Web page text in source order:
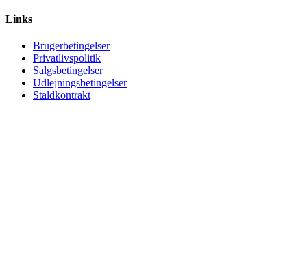
Links
Brugerbetingelser
Privatlivspolitik
Salgsbetingelser
Udlejningsbetingelser
Staldkontrakt